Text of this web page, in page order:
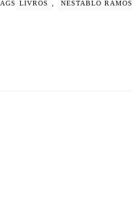
LIVROS , NESTABLO RAMOS